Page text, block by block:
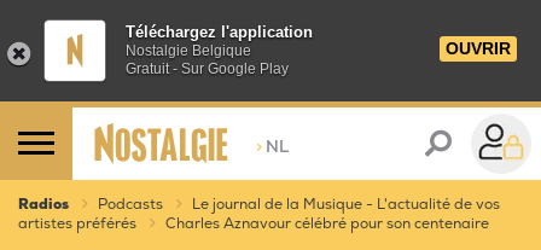
Téléchargez l'application
Nostalgie Belgique
Gratuit - Sur Google Play
OUVRIR
> NL
Radios Podcasts
Le journal de la Musique - L'actualité de vos
artistes préférés
Charles Aznavour célébré pour son centenaire